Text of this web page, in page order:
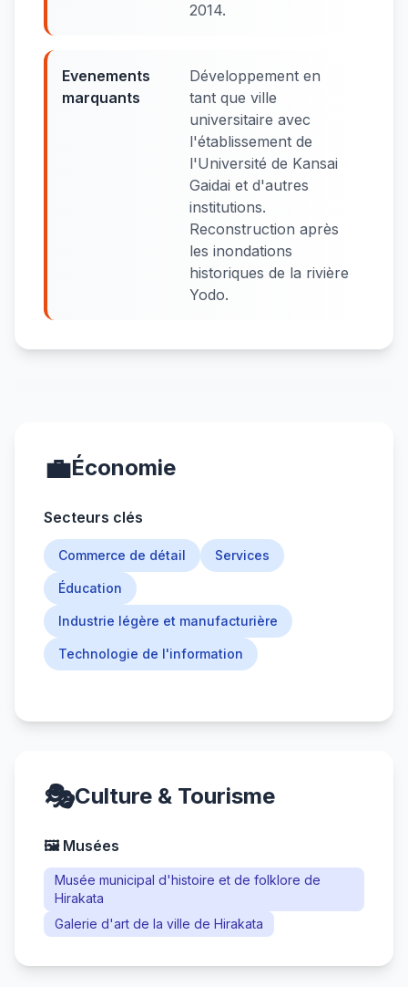
2014.
Evenements
marquants
Développement en
tant que ville
universitaire avec
l'établissement de
l'Université de Kansai
Gaidai et d'autres
institutions.
Reconstruction après
les inondations
historiques de la rivière
Yodo.
💼Économie
Secteurs clés
Commerce de détail Services
Éducation
Industrie légère et manufacturière
Technologie de l'information
🎭Culture & Tourisme
🖼️ Musées
Musée municipal d'histoire et de folklore de
Hirakata
Galerie d'art de la ville de Hirakata